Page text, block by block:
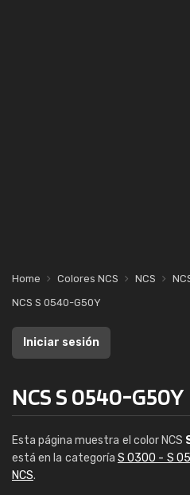
Home Colores NCS NCS
NCS S 0540-G50Y
Iniciar sesión
NCS S 0540-G50Y
Esta página muestra el color NCS
está en la categoría S 0300 - S
NCS.